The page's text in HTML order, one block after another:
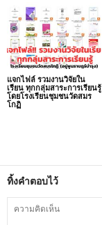
แจกไฟล์ รวมงานวิจัยใน
เรียน ทุกกลุ่มสาระการเรียนรู้
โดยโรงเรียนชุมชนวัดสมร
โกฏิ
ทิ้งคำตอบไว้